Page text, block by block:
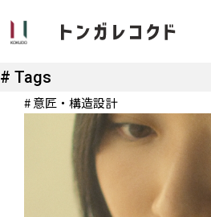
# Tags
# 意匠・構造設計